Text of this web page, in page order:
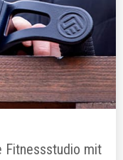
Fitnessstudio mit